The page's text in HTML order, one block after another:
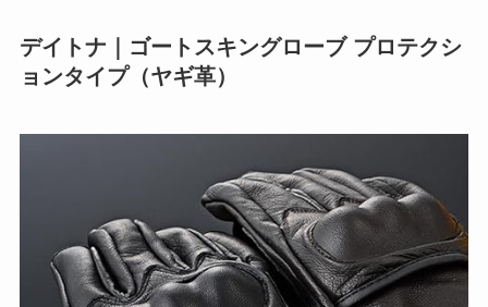
デイトナ｜ゴートスキングローブ プロテクシ
ョンタイプ（ヤギ革）